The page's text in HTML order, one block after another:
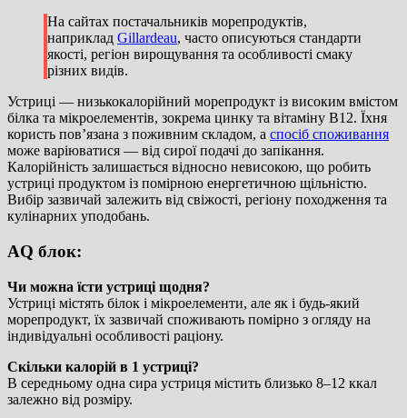
На сайтах постачальників морепродуктів,
наприклад Gillardeau, часто описуються стандарти
якості, регіон вирощування та особливості смаку
різних видів.
Устриці — низькокалорійний морепродукт із високим вмістом
білка та мікроелементів, зокрема цинку та вітаміну B12. Їхня
користь пов’язана з поживним складом, а спосіб споживання
може варіюватися — від сирої подачі до запікання.
Калорійність залишається відносно невисокою, що робить
устриці продуктом із помірною енергетичною щільністю.
Вибір зазвичай залежить від свіжості, регіону походження та
кулінарних уподобань.
AQ блок:
Чи можна їсти устриці щодня?
Устриці містять білок і мікроелементи, але як і будь-який
морепродукт, їх зазвичай споживають помірно з огляду на
індивідуальні особливості раціону.
Скільки калорій в 1 устриці?
В середньому одна сира устриця містить близько 8–12 ккал
залежно від розміру.